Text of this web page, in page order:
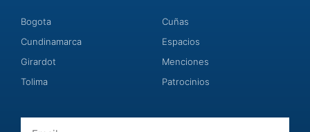
Bogota
Cundinamarca
Girardot
Tolima
Cuñas
Espacios
Menciones
Patrocinios